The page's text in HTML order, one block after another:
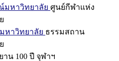
มหาวิทยาลัย ศูนย์กีฬาแห่ง
หาวิทยาลัย ธรรมสถาน
าน 100 ปี จุฬาฯ